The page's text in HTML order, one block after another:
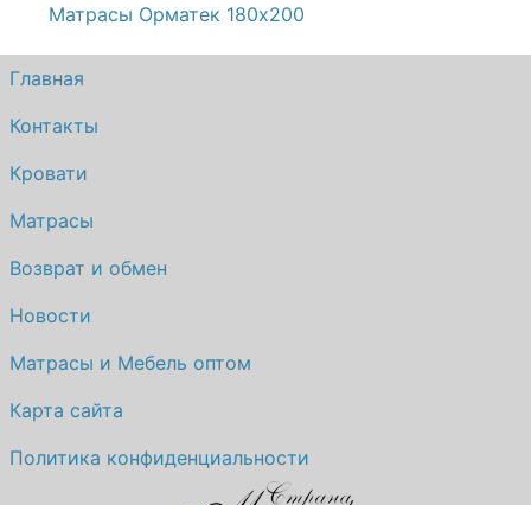
Матрасы Орматек 180х200
Главная
Контакты
Кровати
Матрасы
Возврат и обмен
Новости
Матрасы и Мебель оптом
Карта сайта
Политика конфиденциальности